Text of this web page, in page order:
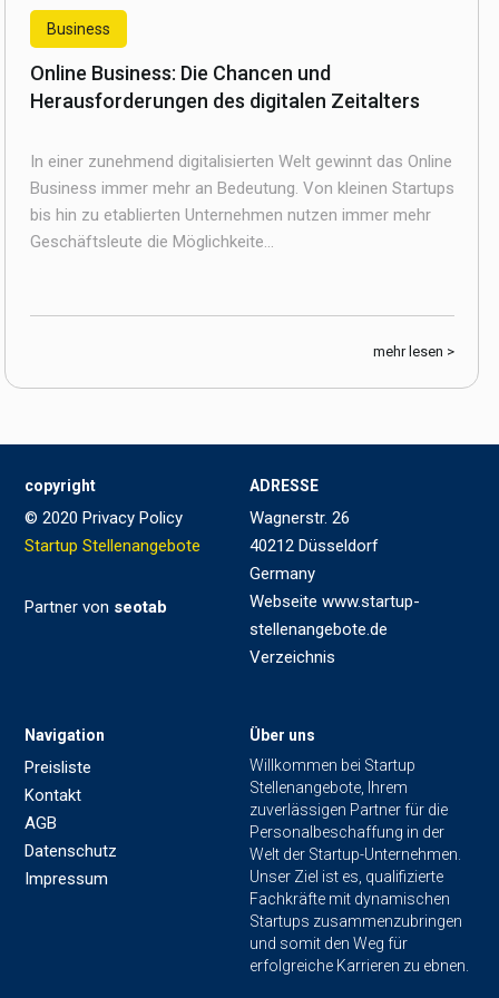
Business
Online Business: Die Chancen und
Herausforderungen des digitalen Zeitalters
In einer zunehmend digitalisierten Welt gewinnt das Online
Business immer mehr an Bedeutung. Von kleinen Startups
bis hin zu etablierten Unternehmen nutzen immer mehr
Geschäftsleute die Möglichkeite...
mehr lesen >
copyright
© 2020 Privacy Policy
Startup Stellenangebote
Partner von seotab
ADRESSE
Wagnerstr. 26
40212 Düsseldorf
Germany
Webseite www.startup-
stellenangebote.de
Verzeichnis
Navigation
Preisliste
Kontakt
AGB
Datenschutz
Impressum
Über uns
Willkommen bei Startup
Stellenangebote, Ihrem
zuverlässigen Partner für die
Personalbeschaffung in der
Welt der Startup-Unternehmen.
Unser Ziel ist es, qualifizierte
Fachkräfte mit dynamischen
Startups zusammenzubringen
und somit den Weg für
erfolgreiche Karrieren zu ebnen.